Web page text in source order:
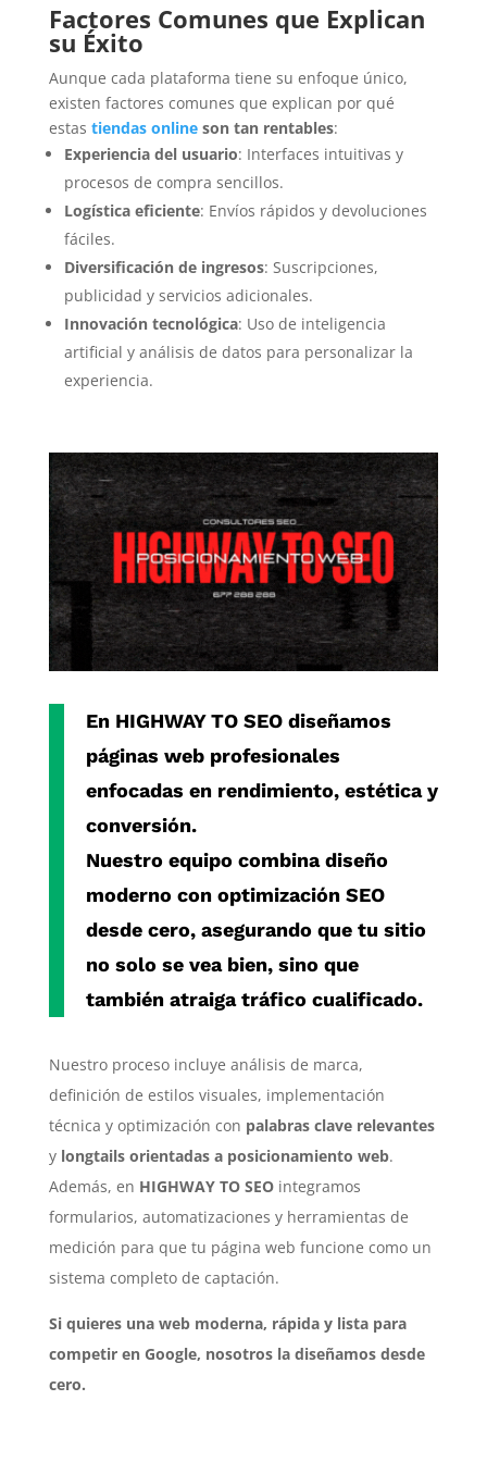
Factores Comunes que Explican
su Éxito
Aunque cada plataforma tiene su enfoque único,
existen factores comunes que explican por qué
estas tiendas onlineson tan rentables:
Experiencia del usuario: Interfaces intuitivas y
procesos de compra sencillos.
Logística eficiente: Envíos rápidos y devoluciones
fáciles.
Diversificación de ingresos: Suscripciones,
publicidad y servicios adicionales.
Innovación tecnológica: Uso de inteligencia
artificial y análisis de datos para personalizar la
experiencia.
En HIGHWAY TO SEOdiseñamos
páginas web profesionales
enfocadas en rendimiento, estética y
conversión.
Nuestro equipo combina diseño
moderno con optimización SEO
desde cero, asegurando que tu sitio
no solo se vea bien, sino que
también atraiga tráfico cualificado.
Nuestro proceso incluye análisis de marca,
definición de estilos visuales, implementación
técnica y optimización con palabras clave relevantes
y longtails orientadas a posicionamiento web.
Además, en HIGHWAY TO SEOintegramos
formularios, automatizaciones y herramientas de
medición para que tu página web funcione como un
sistema completo de captación.
Si quieres una web moderna, rápida y lista para
competir en Google, nosotros la diseñamos desde
cero.